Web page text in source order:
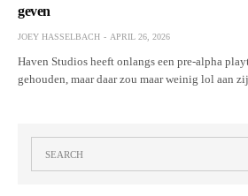
geven
JOEY HASSELBACH APRIL 26, 2026
Haven Studios heeft onlangs een pre-alpha
gehouden, maar daar zou maar weinig lol aan